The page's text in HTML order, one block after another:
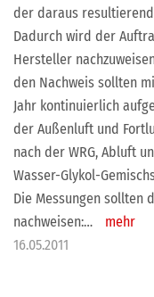
der daraus
Dadurch wird der
Hersteller
den Nachweis sollten
Jahr kontinuierlich
der Außenluft und
nach der WRG, Abluft
Wasser-Glykol-
Die Messungen sollten
nachweisen:…
mehr
16.05.2011